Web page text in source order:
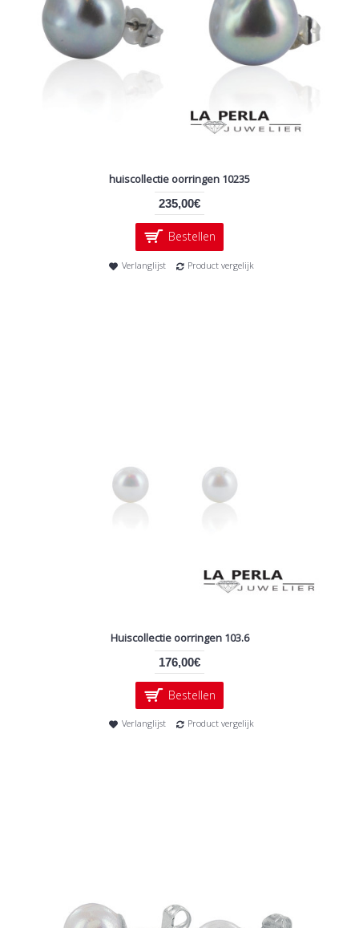
huiscollectie oorringen 10235
235,00€
Bestellen
Verlanglijst Product vergelijk
Huiscollectie oorringen 103.6
176,00€
Bestellen
Verlanglijst Product vergelijk